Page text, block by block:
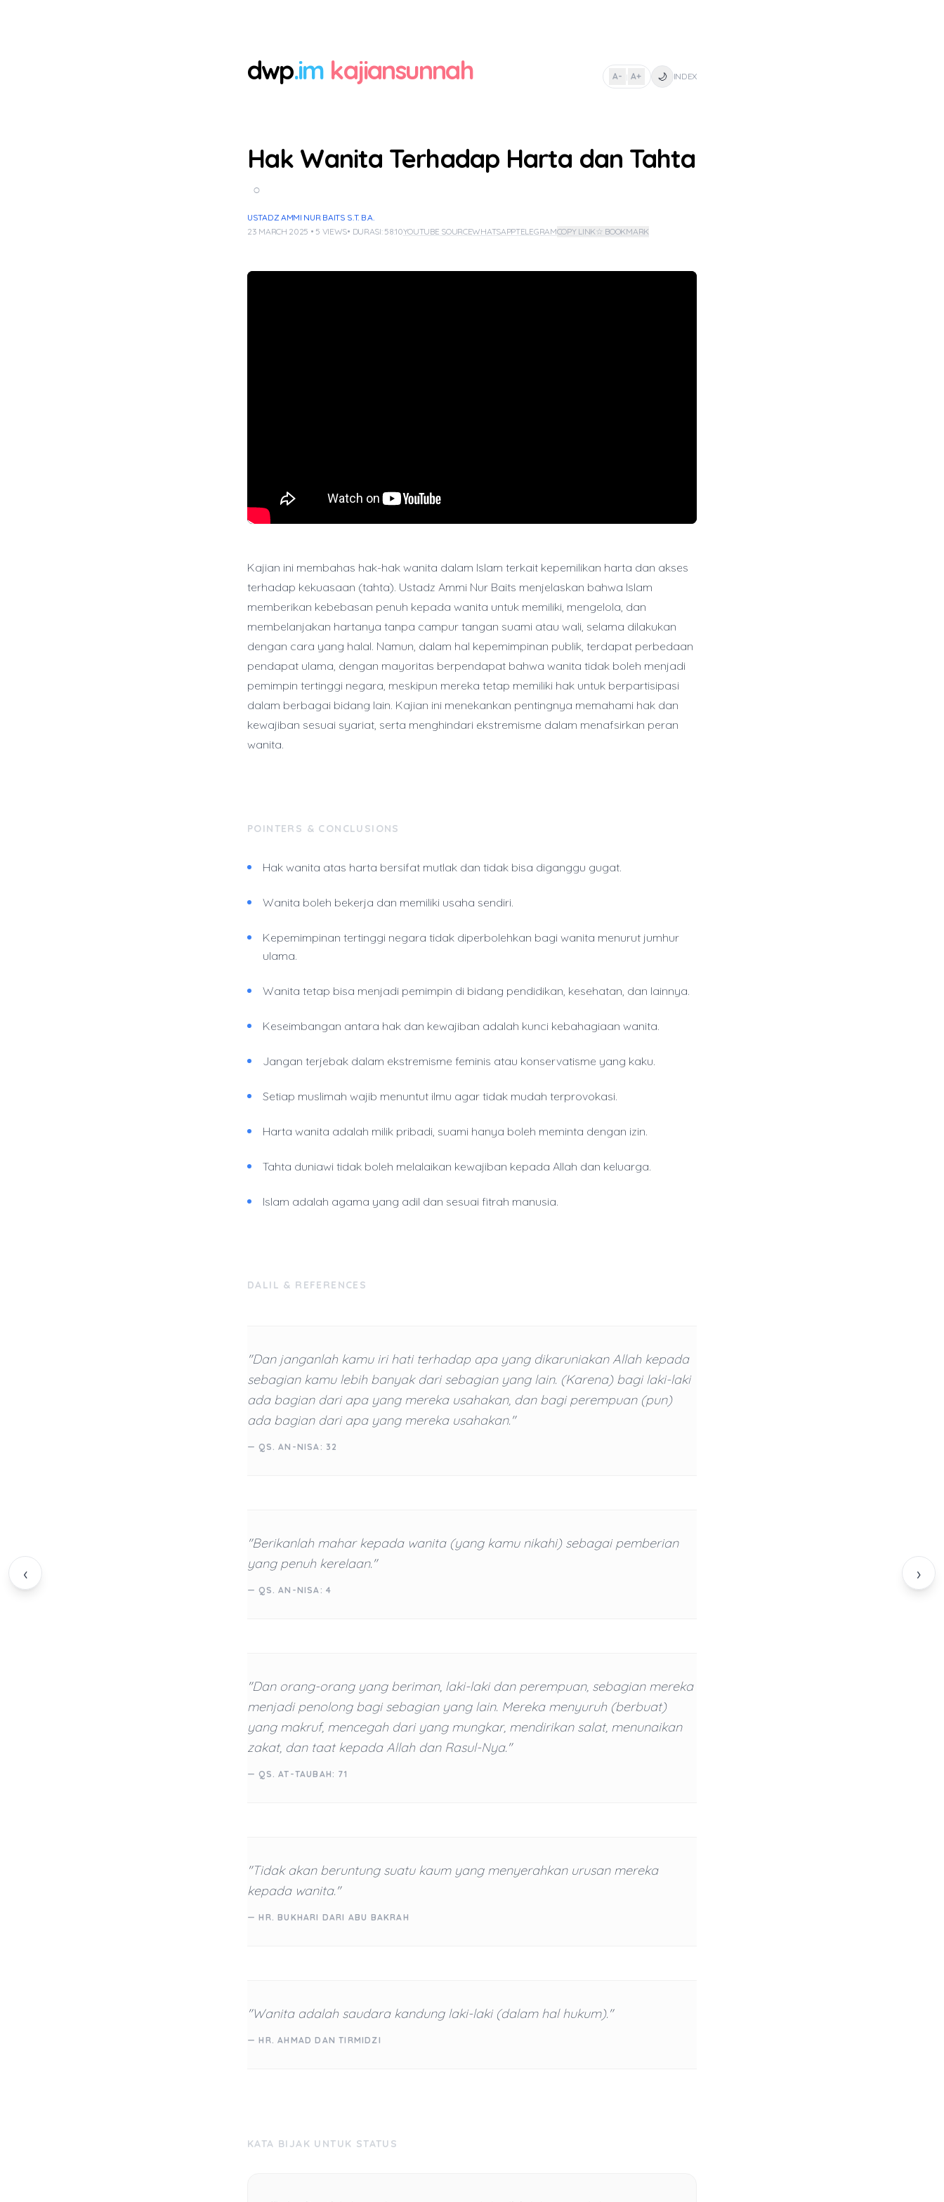
dwp.im kajiansunnah A- | A+ 🌙 INDEX
‹ ›
Hak Wanita Terhadap Harta dan Tahta
○
USTADZ AMMI NUR BAITS S.T. B.A.
23 MARCH 2025 • 5 VIEWS• DURASI: 58:10YOUTUBE SOURCEWHATSAPPTELEGRAMCOPY LINK☆ BOOKMARK
Kajian ini membahas hak-hak wanita dalam Islam terkait kepemilikan harta dan akses
terhadap kekuasaan (tahta). Ustadz Ammi Nur Baits menjelaskan bahwa Islam
memberikan kebebasan penuh kepada wanita untuk memiliki, mengelola, dan
membelanjakan hartanya tanpa campur tangan suami atau wali, selama dilakukan
dengan cara yang halal. Namun, dalam hal kepemimpinan publik, terdapat perbedaan
pendapat ulama, dengan mayoritas berpendapat bahwa wanita tidak boleh menjadi
pemimpin tertinggi negara, meskipun mereka tetap memiliki hak untuk berpartisipasi
dalam berbagai bidang lain. Kajian ini menekankan pentingnya memahami hak dan
kewajiban sesuai syariat, serta menghindari ekstremisme dalam menafsirkan peran
wanita.
POINTERS & CONCLUSIONS
Hak wanita atas harta bersifat mutlak dan tidak bisa diganggu gugat.
Wanita boleh bekerja dan memiliki usaha sendiri.
Kepemimpinan tertinggi negara tidak diperbolehkan bagi wanita menurut jumhur
ulama.
Wanita tetap bisa menjadi pemimpin di bidang pendidikan, kesehatan, dan lainnya.
Keseimbangan antara hak dan kewajiban adalah kunci kebahagiaan wanita.
Jangan terjebak dalam ekstremisme feminis atau konservatisme yang kaku.
Setiap muslimah wajib menuntut ilmu agar tidak mudah terprovokasi.
Harta wanita adalah milik pribadi, suami hanya boleh meminta dengan izin.
Tahta duniawi tidak boleh melalaikan kewajiban kepada Allah dan keluarga.
Islam adalah agama yang adil dan sesuai fitrah manusia.
DALIL & REFERENCES
"Dan janganlah kamu iri hati terhadap apa yang dikaruniakan Allah kepada
sebagian kamu lebih banyak dari sebagian yang lain. (Karena) bagi laki-laki
ada bagian dari apa yang mereka usahakan, dan bagi perempuan (pun)
ada bagian dari apa yang mereka usahakan."
— QS. AN-NISA: 32
"Berikanlah mahar kepada wanita (yang kamu nikahi) sebagai pemberian
yang penuh kerelaan."
— QS. AN-NISA: 4
"Dan orang-orang yang beriman, laki-laki dan perempuan, sebagian mereka
menjadi penolong bagi sebagian yang lain. Mereka menyuruh (berbuat)
yang makruf, mencegah dari yang mungkar, mendirikan salat, menunaikan
zakat, dan taat kepada Allah dan Rasul-Nya."
— QS. AT-TAUBAH: 71
"Tidak akan beruntung suatu kaum yang menyerahkan urusan mereka
kepada wanita."
— HR. BUKHARI DARI ABU BAKRAH
"Wanita adalah saudara kandung laki-laki (dalam hal hukum)."
— HR. AHMAD DAN TIRMIDZI
KATA BIJAK UNTUK STATUS